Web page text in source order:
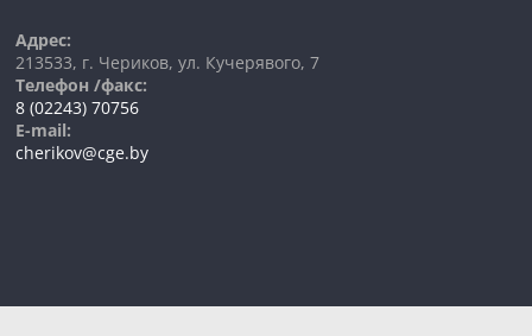
Адрес:
213533, г. Чериков, ул. Кучерявого, 7
Телефон /факс:
8 (02243) 70756
E-mail:
cherikov@cge.by